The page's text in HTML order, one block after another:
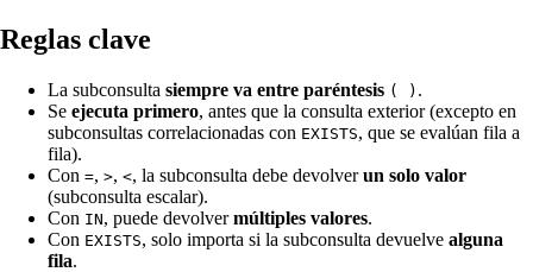
Reglas clave
La subconsulta siempre va entre paréntesis ( ) .
Se ejecuta primero, antes que la consulta exterior (excepto en
subconsultas correlacionadas con EXISTS, que se evalúan fila a
fila).
Con =, >, <, la subconsulta debe devolverun solo valor
(subconsulta escalar).
Con IN, puede devolvermúltiples valores.
Con EXISTS, solo importa si la subconsulta devuelve alguna
fila.